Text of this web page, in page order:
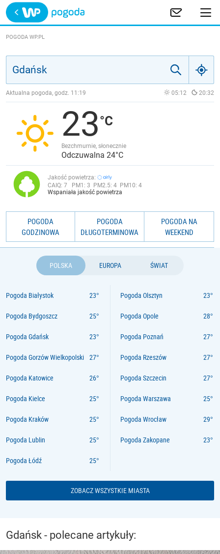
Trwa ładowanie
POLSKA
JAKOŚĆ POWIETRZA
POGODA WP.PL
Aktualna pogoda, godz. 11:19 05:12 20:32
23
Bezchmurnie, słonecznie
Odczuwalna 24°C
Jakość powietrza:
CAIQ: 7 PM1: 3 PM2.5: 4 PM10: 4
Wspaniała jakość powietrza
POGODA
GODZINOWA
POGODA
DŁUGOTERMINOWA
POGODA NA
WEEKEND
POLSKA EUROPA ŚWIAT
Pogoda Białystok
Pogoda Bydgoszcz
Pogoda Gdańsk
Pogoda Gorzów Wielkopolski
Pogoda Katowice
Pogoda Kielce
Pogoda Kraków
Pogoda Lublin
Pogoda Łódź
Pogoda Olsztyn
Pogoda Opole
Pogoda Poznań
Pogoda Rzeszów
Pogoda Szczecin
Pogoda Warszawa
Pogoda Wrocław
Pogoda Zakopane
ZOBACZ WSZYSTKIE MIASTA
Gdańsk - polecane artykuły: